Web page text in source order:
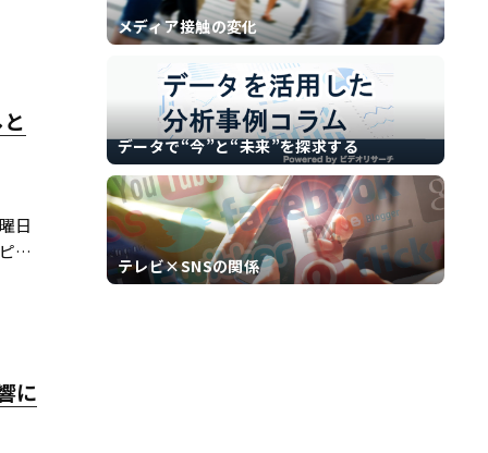
日
ソ
る
に
メディア接触の変化
データで“今”と“未来”を探求する
テレビ×SNSの関係